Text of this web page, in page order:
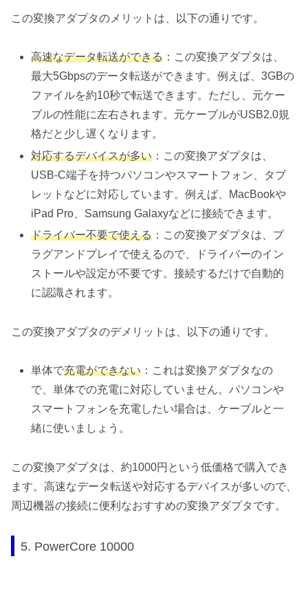
この変換アダプタのメリットは、以下の通りです。
高速なデータ転送ができる ：この変換アダプタは、
最大5Gbpsのデータ転送ができます。例えば、3GBの
ファイルを約10秒で転送できます。ただし、元ケー
ブルの性能に左右されます。元ケーブルがUSB2.0規
格だと少し遅くなります。
対応するデバイスが多い ：この変換アダプタは、
USB-C端子を持つパソコンやスマートフォン、タブ
レットなどに対応しています。例えば、MacBookや
iPad Pro、Samsung Galaxyなどに接続できます。
ドライバー不要で使える ：この変換アダプタは、プ
ラグアンドプレイで使えるので、ドライバーのイン
ストールや設定が不要です。接続するだけで自動的
に認識されます。
この変換アダプタのデメリットは、以下の通りです。
単体で充電ができない ：これは変換アダプタなの
で、単体での充電に対応していません。パソコンや
スマートフォンを充電したい場合は、ケーブルと一
緒に使いましょう。
この変換アダプタは、約1000円という低価格で購入でき
ます。高速なデータ転送や対応するデバイスが多いので、
周辺機器の接続に便利なおすすめの変換アダプタです。
5. PowerCore 10000